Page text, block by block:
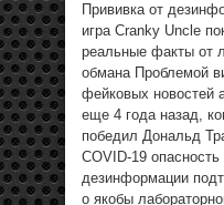
Прививка от
игра Cranky Uncle
реальные факты от
обмана Проблемой
фейковых новостей
еще 4 года назад,
победил Дональд
COVID-19 опасность
дезинформации
о якобы